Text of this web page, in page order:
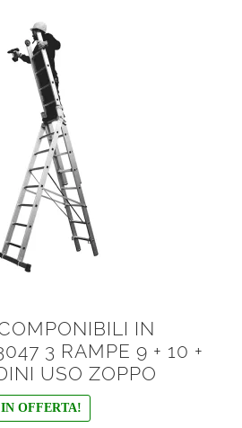
IN
3 RAMPE 9 + 10 +
USO ZOPPO
IN OFFERTA!